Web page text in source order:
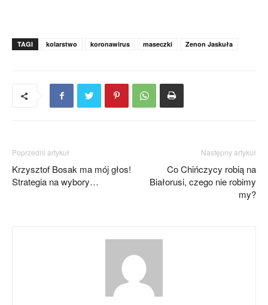
TAGI kolarstwo koronawirus maseczki Zenon Jaskuła
Poprzedni artykuł
Krzysztof Bosak ma mój głos!
Strategia na wybory…
Następny artykuł
Co Chińczycy robią na
Białorusi, czego nie robimy
my?